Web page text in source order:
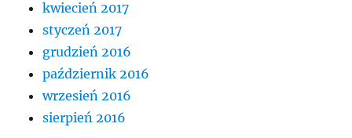
kwiecień 2017
styczeń 2017
grudzień 2016
październik 2016
wrzesień 2016
sierpień 2016